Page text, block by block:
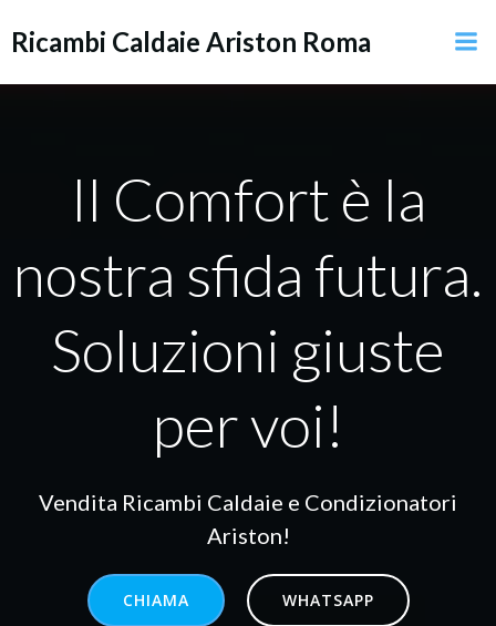
al
Ricambi Caldaie Ariston Roma
Il Comfort è la
nostra sfida futura.
Soluzioni giuste
per voi!
Vendita Ricambi Caldaie e Condizionatori
Ariston!
CHIAMA WHATSAPP